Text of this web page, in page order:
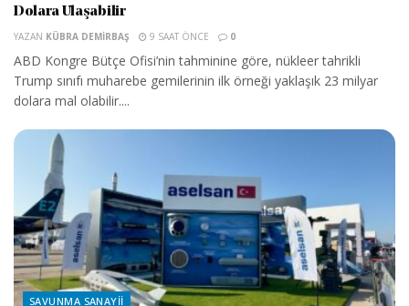
Dolara Ulaşabilir
YAZAN KÜBRA DEMIRBAŞ 9 SAAT ÖNCE 0
ABD Kongre Bütçe Ofisi’nin tahminine göre, nükleer tahrikli
Trump sınıfı muharebe gemilerinin ilk örneği yaklaşık 23 milyar
dolara mal olabilir....
SAVUNMA SANAYII